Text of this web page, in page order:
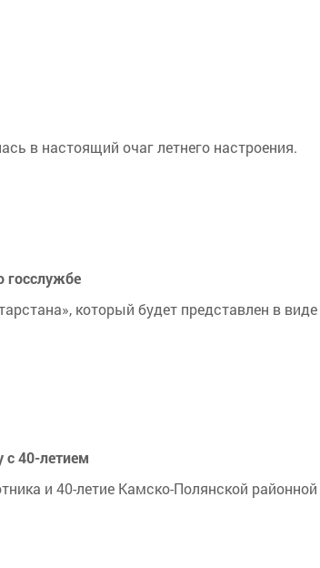
в настоящий очаг летнего настроения.
госслужбе
который будет представлен в виде
с 40-летием
и 40-летие Камско-Полянской районной